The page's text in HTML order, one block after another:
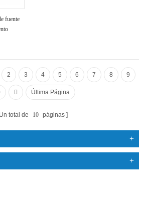
fuente
2 3 4 5 6 7 8 9
Última Página
Un total de 10 páginas